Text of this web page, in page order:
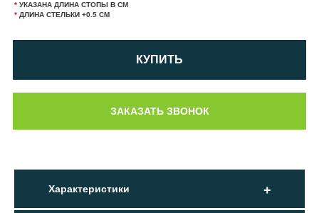
* УКАЗАНА ДЛИНА СТОПЫ В СМ
* ДЛИНА СТЕЛЬКИ +0.5 СМ
КУПИТЬ
Характеристики